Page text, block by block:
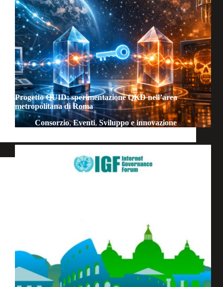
Progetto QUID: sperimentazione QKD nell’area
metropolitana di Roma
Consorzio,Eventi,Sviluppo e innovazione